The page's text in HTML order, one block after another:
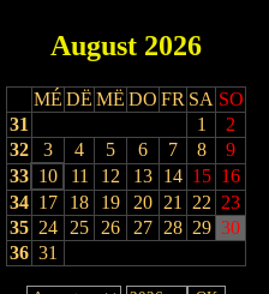
August 2026
MÉ DË MË DO FR SA SO
31
1
2
32
3 4 5 6 7 8
9
33 10 11 12 13 14 15 16
34 17 18 19 20 21 22 23
35 24 25 26 27 28 29 30
36 31